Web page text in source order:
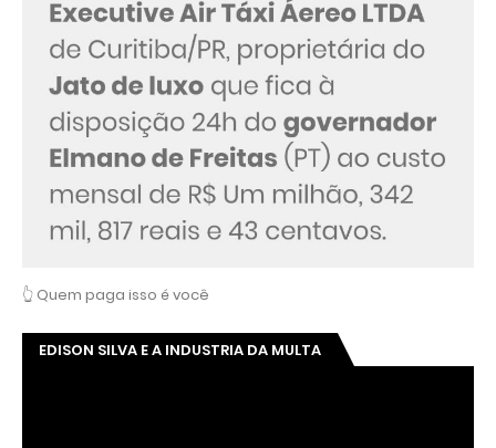
👆 Quem paga isso é você
EDISON SILVA E A INDUSTRIA DA MULTA